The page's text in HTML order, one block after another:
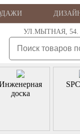
УЛ.МЫТНАЯ, 54.
доска